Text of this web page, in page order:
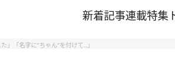
新着記事連載特集
」「名字に“ちゃん”を付けて…」